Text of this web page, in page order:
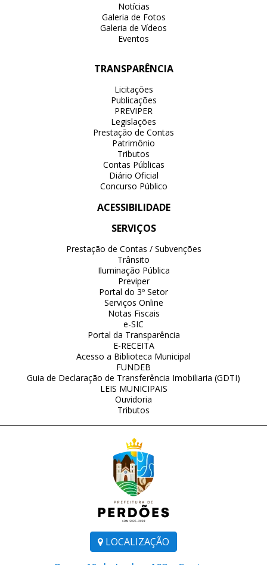
LOCALIZAÇÃO
Notícias
Galeria de Fotos
Galeria de Vídeos
Eventos
TRANSPARÊNCIA
Licitações
Publicações
PREVIPER
Legislações
Prestação de Contas
Patrimônio
Tributos
Contas Públicas
Diário Oficial
Concurso Público
ACESSIBILIDADE
SERVIÇOS
Prestação de Contas / Subvenções
Trânsito
Iluminação Pública
Previper
Portal do 3º Setor
Serviços Online
Notas Fiscais
e-SIC
Portal da Transparência
E-RECEITA
Acesso a Biblioteca Municipal
FUNDEB
Guia de Declaração de Transferência Imobiliaria (GDTI)
LEIS MUNICIPAIS
Ouvidoria
Tributos